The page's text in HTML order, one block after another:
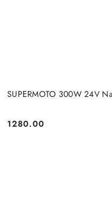
SUPERMOTO 300W 24V
Cena:
1280.00